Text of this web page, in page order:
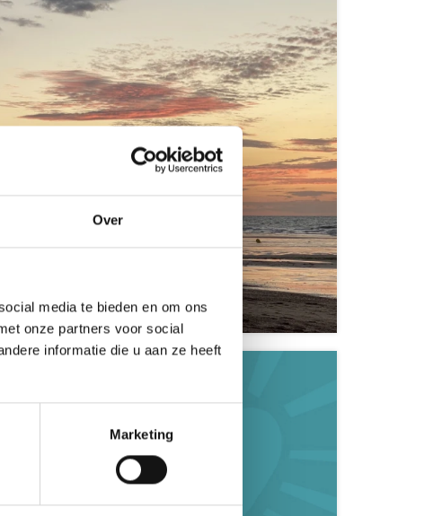
Over
media te bieden en om ons
onze partners voor social
informatie die u aan ze heeft
Marketing